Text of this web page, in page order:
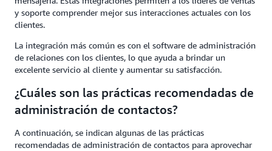
y soporte comprender mejor sus interacciones actuales con los
clientes.
La integración más común es con el software de administración
de relaciones con los clientes, lo que ayuda a brindar un
excelente servicio al cliente y aumentar su satisfacción.
¿Cuáles son las prácticas recomendadas de
administración de contactos?
A continuación, se indican algunas de las prácticas
recomendadas de administración de contactos para aprovechar